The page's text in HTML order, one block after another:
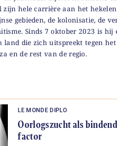
zijn hele carrière aan het
gebieden, de kolonisatie, de
Sinds 7 oktober 2023 is hij
land die zich uitspreekt tegen
en de rest van de regio.
LE MONDE DIPLO
Oorlogszucht als
factor